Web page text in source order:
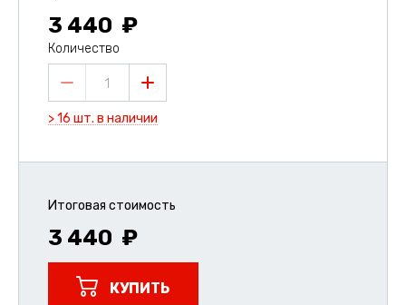
3 440
Количество
1
> 16 шт. в наличии
Итоговая стоимость
3 440
КУПИТЬ